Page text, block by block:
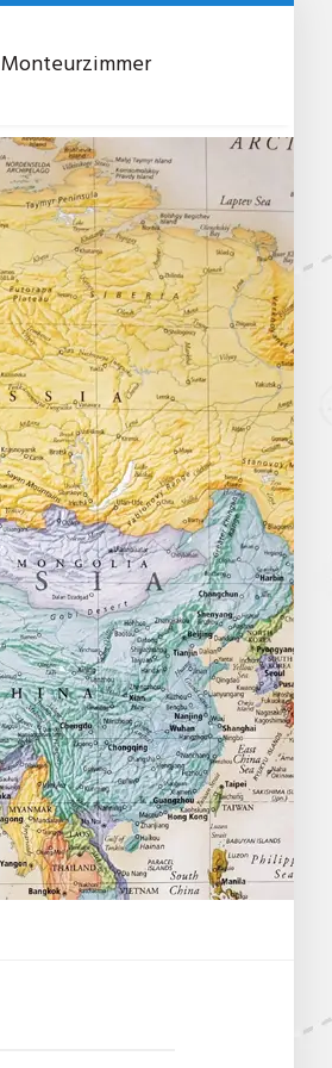
Monteurzimmer